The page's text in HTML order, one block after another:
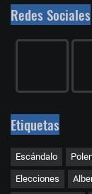
Redes Sociales
Etiquetas
Escándalo
Elecciones